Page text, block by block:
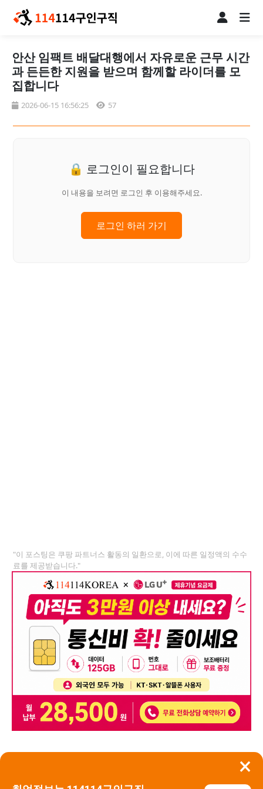
×
안산 임팩트 배달대행에서 자유로운 근무 시간
과 든든한 지원을 받으며 함께할 라이더를 모
집합니다
2026-06-15 16:56:25 57
🔒 로그인이 필요합니다
이 내용을 보려면 로그인 후 이용해주세요.
로그인 하러 가기
"이 포스팅은 쿠팡 파트너스 활동의 일환으로, 이에 따른 일정액의 수수
료를 제공받습니다."